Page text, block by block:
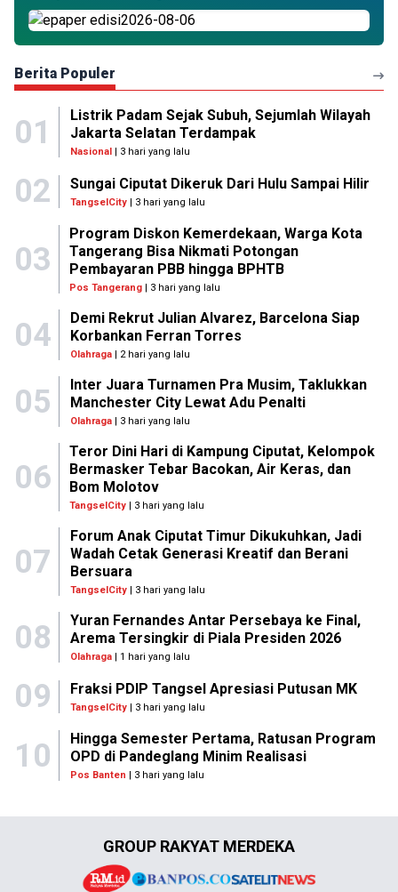
Berita Populer
01
Listrik Padam Sejak Subuh, Sejumlah Wilayah
Jakarta Selatan Terdampak
Nasional| 3 hari yang lalu
02 Sungai Ciputat Dikeruk Dari Hulu Sampai Hilir
TangselCity | 3 hari yang lalu
03
Program Diskon Kemerdekaan, Warga Kota
Tangerang Bisa Nikmati Potongan
Pembayaran PBB hingga BPHTB
Pos Tangerang | 3 hari yang lalu
04
Demi Rekrut Julian Alvarez, Barcelona Siap
Korbankan Ferran Torres
Olahraga| 2 hari yang lalu
05
Inter Juara Turnamen Pra Musim, Taklukkan
Manchester City Lewat Adu Penalti
Olahraga| 3 hari yang lalu
06
Teror Dini Hari di Kampung Ciputat, Kelompok
Bermasker Tebar Bacokan, Air Keras, dan
Bom Molotov
TangselCity | 3 hari yang lalu
07
Forum Anak Ciputat Timur Dikukuhkan, Jadi
Wadah Cetak Generasi Kreatif dan Berani
Bersuara
TangselCity| 3 hari yang lalu
08
Yuran Fernandes Antar Persebaya ke Final,
Arema Tersingkir di Piala Presiden 2026
Olahraga| 1 hari yang lalu
09 Fraksi PDIP Tangsel Apresiasi Putusan MK
TangselCity | 3 hari yang lalu
10
Hingga Semester Pertama, Ratusan Program
OPD di Pandeglang Minim Realisasi
Pos Banten | 3 hari yang lalu
GROUP RAKYAT MERDEKA